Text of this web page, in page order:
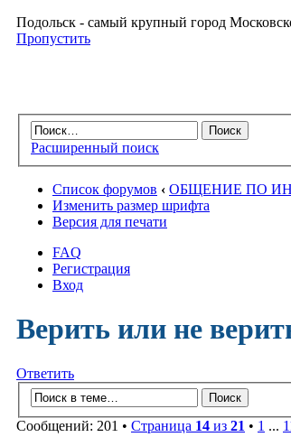
Подольск - самый крупный город
Пропустить
Расширенный поиск
Список форумов ‹ ОБЩЕНИЕ ПО
Изменить размер шрифта
Версия для печати
FAQ
Регистрация
Вход
Верить или не
Ответить
Сообщений: 201 • Страница 14 из 21 • 1 ...